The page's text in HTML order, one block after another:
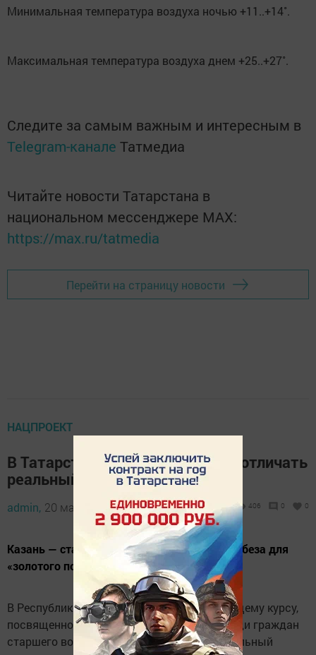
Минимальная температура воздуха ночью +11..+14˚.
Максимальная температура воздуха днем +25..+27˚.
Следите за самым важным и интересным в
Telegram-канале Татмедиа
Читайте новости Татарстана в
национальном мессенджере MАХ:
https://max.ru/tatmedia
Перейти на страницу новости
НАЦПРОЕКТ
В Татарстане пенсионеров учат отличать
реальный сайт от фейка
admin, 20 мая 2026 - 15:16 406 0 0
Казань — старт безопасного цифрового ликбеза для
«золотого поколения»
В Республике Татарстан дан старт обучающему курсу,
посвященному цифровой грамотности среди граждан
старшего возраста. Социально-образовательный